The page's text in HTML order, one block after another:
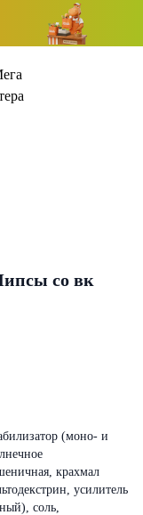
со вк
(моно- и
крахмал
усилитель
соль,